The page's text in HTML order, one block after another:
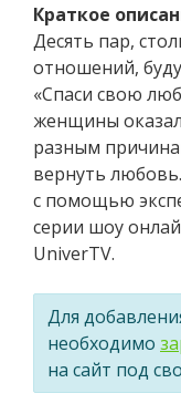
Краткое
Десять пар,
отношений,
«Спаси свою
женщины
разным
вернуть
с помощью
серии шоу
UniverTV.
Для
необходимо
на сайт под